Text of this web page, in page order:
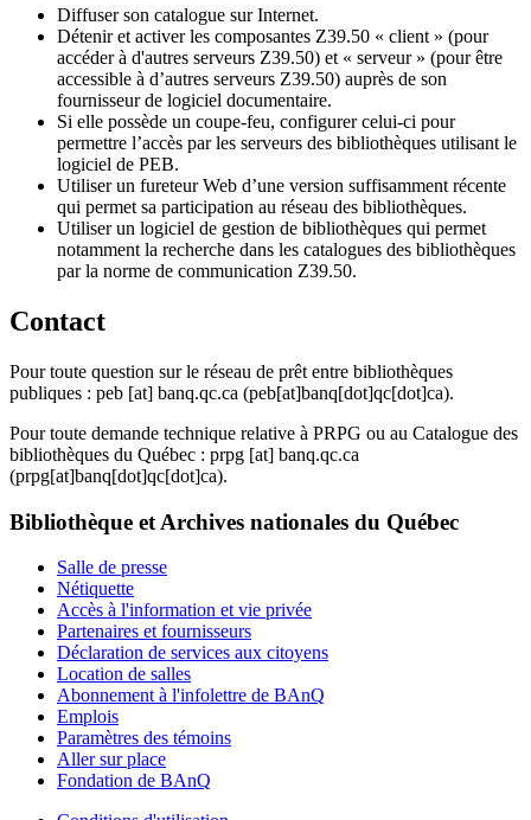
Diffuser son catalogue sur Internet.
Détenir et activer les composantes Z39.50 « client » (pour
accéder à d'autres serveurs Z39.50) et « serveur » (pour être
accessible à d’autres serveurs Z39.50) auprès de son
fournisseur de logiciel documentaire.
Si elle possède un coupe-feu, configurer celui-ci pour
permettre l’accès par les serveurs des bibliothèques utilisant le
logiciel de PEB.
Utiliser un fureteur Web d’une version suffisamment récente
qui permet sa participation au réseau des bibliothèques.
Utiliser un logiciel de gestion de bibliothèques qui permet
notamment la recherche dans les catalogues des bibliothèques
par la norme de communication Z39.50.
Contact
Pour toute question sur le réseau de prêt entre bibliothèques
publiques : peb [at] banq.qc.ca (peb[at]banq[dot]qc[dot]ca).
Pour toute demande technique relative à PRPG ou au Catalogue des
bibliothèques du Québec : prpg [at] banq.qc.ca
(prpg[at]banq[dot]qc[dot]ca).
Bibliothèque et Archives nationales du Québec
Salle de presse
Nétiquette
Accès à l'information et vie privée
Partenaires et fournisseurs
Déclaration de services aux citoyens
Location de salles
Abonnement à l'infolettre de BAnQ
Emplois
Paramètres des témoins
Aller sur place
Fondation de BAnQ